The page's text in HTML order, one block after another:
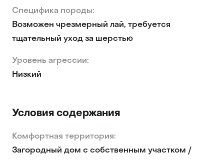
Специфика породы:
Возможен чрезмерный лай, требуется
тщательный уход за шерстью
Уровень агрессии:
Низкий
Условия содержания
Комфортная территория:
Загородный дом с собственным участком /